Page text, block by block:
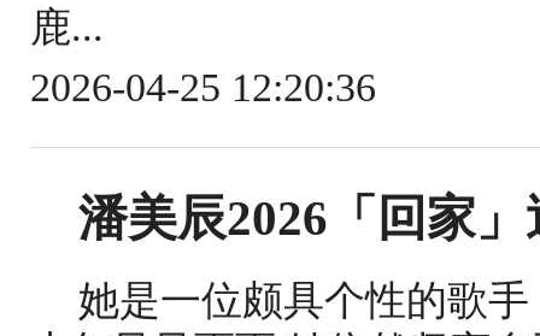
鹿...
2026-04-25 12:20:36
潘美辰2026「回家
她是一位颇具个性的歌